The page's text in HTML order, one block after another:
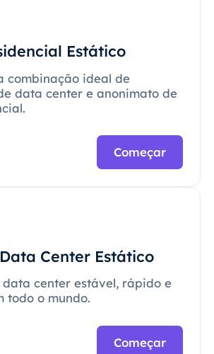
Estático
combinação ideal de
data center e anonimato de
Começar
Center Estático
center estável, rápido e
todo o mundo.
Começar